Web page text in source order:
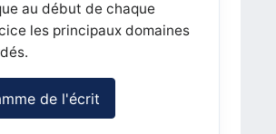
au début de chaque
les principaux domaines
de l'écrit